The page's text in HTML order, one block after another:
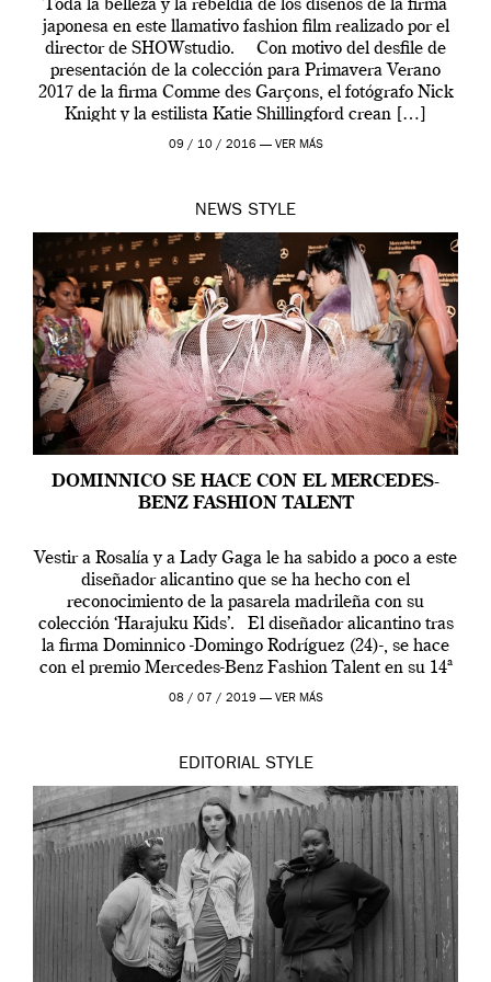
Toda la belleza y la rebeldía de los diseños de la firma
japonesa en este llamativo fashion film realizado por el
director de SHOWstudio. Con motivo del desfile de
presentación de la colección para Primavera Verano
2017 de la firma Comme des Garçons, el fotógrafo Nick
Knight y la estilista Katie Shillingford crean […]
09 / 10 / 2016 — VER MÁS
NEWS STYLE
DOMINNICO SE HACE CON EL MERCEDES-
BENZ FASHION TALENT
Vestir a Rosalía y a Lady Gaga le ha sabido a poco a este
diseñador alicantino que se ha hecho con el
reconocimiento de la pasarela madrileña con su
colección ‘Harajuku Kids’. El diseñador alicantino tras
la firma Dominnico -Domingo Rodríguez (24)-, se hace
con el premio Mercedes-Benz Fashion Talent en su 14ª
edición. […]
08 / 07 / 2019 — VER MÁS
EDITORIAL STYLE